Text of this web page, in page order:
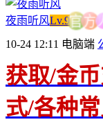
夜雨听风Lv.9官 方
10-24 12:11 电脑端
获取/金
式/各种